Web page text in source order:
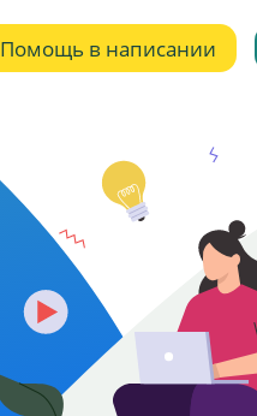
Помощь в написании